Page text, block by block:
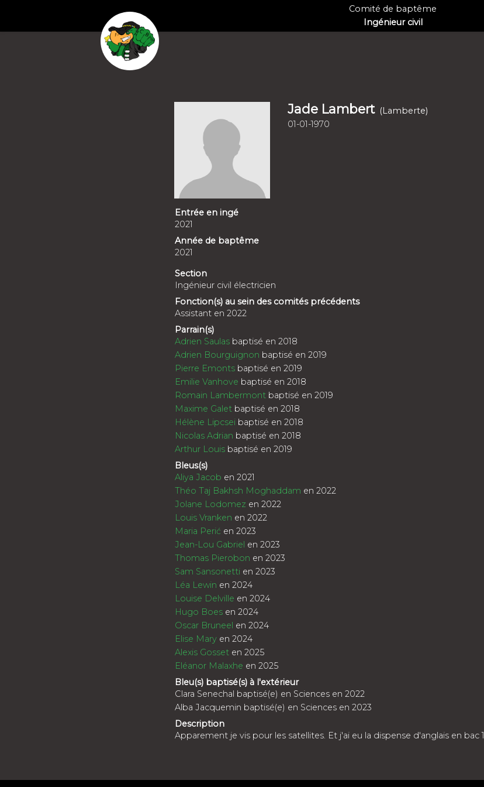
Comité de baptême
Ingénieur civil
Jade Lambert (Lamberte)
01-01-1970
Entrée en ingé
2021
Année de baptême
2021
Section
Ingénieur civil électricien
Fonction(s) au sein des comités précédents
Assistant en 2022
Parrain(s)
Adrien Saulasbaptisé en 2018
Adrien Bourguignon baptisé en 2019
Pierre Emontsbaptisé en 2019
Emilie Vanhove baptisé en 2018
Romain Lambermontbaptisé en 2019
Maxime Galetbaptisé en 2018
Hélène Lipcseibaptisé en 2018
Nicolas Adrian baptisé en 2018
Arthur Louisbaptisé en 2019
Bleus(s)
Aliya Jacob en 2021
Théo Taj Bakhsh Moghaddam en 2022
Jolane Lodomez en 2022
Louis Vranken en 2022
Maria Perić en 2023
Jean-Lou Gabriel en 2023
Thomas Pierobon en 2023
Sam Sansonettien 2023
Léa Lewin en 2024
Louise Delville en 2024
Hugo Boesen 2024
Oscar Bruneel en 2024
Elise Maryen 2024
Alexis Gosseten 2025
Eléanor Malaxhe en 2025
Bleu(s) baptisé(s) à l'extérieur
Clara Senechal baptisé(e) en Sciences en 2022
Alba Jacquemin baptisé(e) en Sciences en 2023
Description
Apparement je vis pour les satellites. Et j'ai eu la dispense d'anglais en bac 1.